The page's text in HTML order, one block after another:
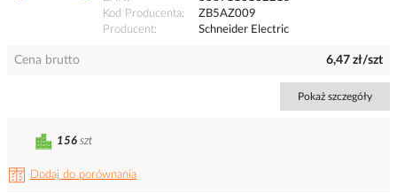
Kod Producenta
ZB5AZ009
Producent
Schneider Electric
Cena brutto 6,47 zł/szt
Pokaż szczegóły
Dodaj do porównania
156 szt